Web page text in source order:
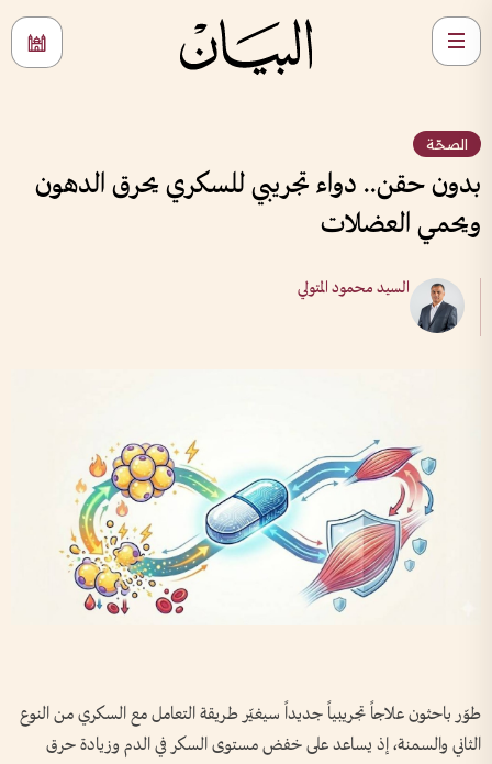
الصحّة
بدون حقن.. دواء تجريبي للسكري يحرق الدهون
ويحمي العضلات
السيد محمود المتولي
طوّر باحثون علاجاً تجريبياً جديداً سيغيّر طريقة التعامل مع السكري من النوع
الثاني والسمنة، إذ يساعد على خفض مستوى السكر في الدم وزيادة حرق